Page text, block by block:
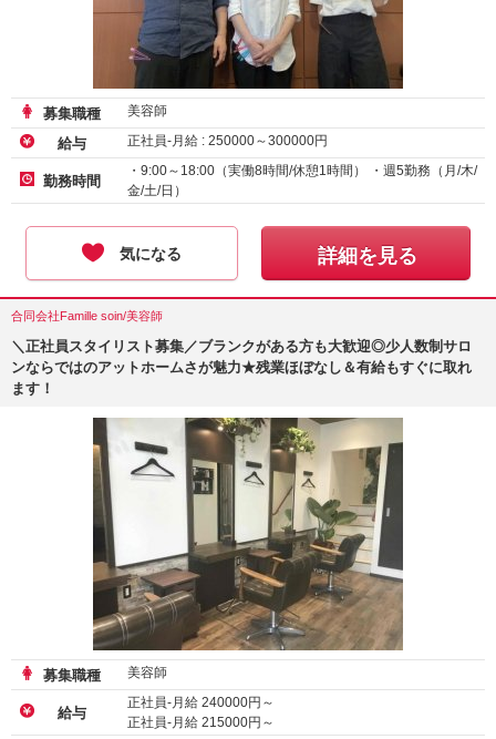
募集職種 美容師
給与 正社員-月給 : 250000～300000円
勤務時間
・9:00～18:00（実働8時間/休憩1時間） ・週5勤務（月/木/
金/土/日）
気になる 詳細を見る
合同会社Famille soin/美容師
＼正社員スタイリスト募集／ブランクがある方も大歓迎◎少人数制サロ
ンならではのアットホームさが魅力★残業ほぼなし＆有給もすぐに取れ
ます！
募集職種 美容師
給与
正社員-月給 240000円～
正社員-月給 215000円～